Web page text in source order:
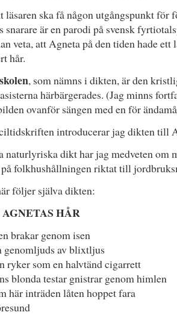
läsaren ska få någon utgångspunkt för
snarare är en parodi på svensk
veta, att Agneta på den tiden hade
hår.
, som nämns i dikten, är den
härbärgerades. (Jag minns
ovanför sängen med en för
introducerar jag dikten till
naturlyriska dikt har jag medveten om
folkhushållningen riktat till
följer själva dikten:
HÅR
brakar genom isen
genomljuds av blixtljus
ryker som en halvtänd cigarrett
blonda testar gnistrar genom himlen
här inträden låten hoppet fara